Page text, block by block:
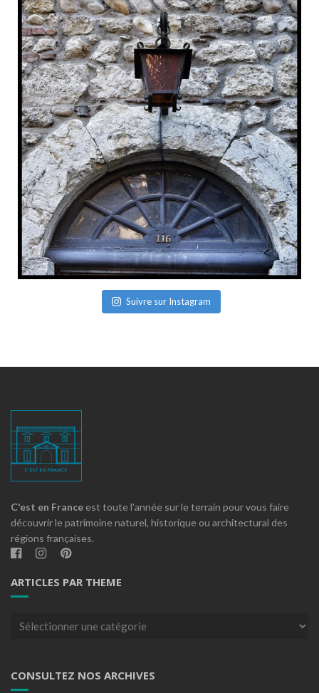
Suivre sur Instagram
C'est en France est toute l'année sur le terrain pour vous faire
découvrir le patrimoine naturel, historique ou architectural des
régions françaises.
ARTICLES PAR THEME
Articles
CONSULTEZ NOS ARCHIVES